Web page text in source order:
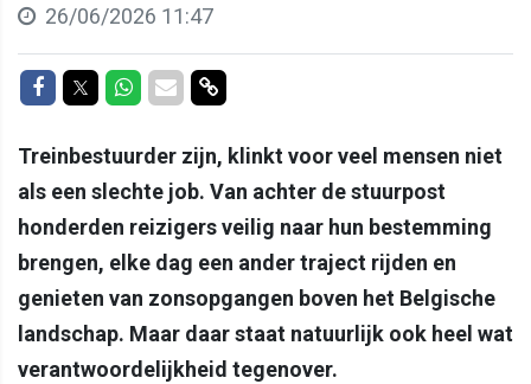
26/06/2026 11:47
Delen op Facebook
Delen op Twitter
Delen op Whatsapp
Delen via Mail
Delen via link
Treinbestuurder zijn, klinkt voor veel mensen niet
als een slechte job. Van achter de stuurpost
honderden reizigers veilig naar hun bestemming
brengen, elke dag een ander traject rijden en
genieten van zonsopgangen boven het Belgische
landschap. Maar daar staat natuurlijk ook heel wat
verantwoordelijkheid tegenover.